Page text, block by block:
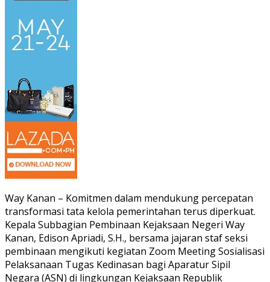
Way Kanan – Komitmen dalam mendukung percepatan
transformasi tata kelola pemerintahan terus diperkuat.
Kepala Subbagian Pembinaan Kejaksaan Negeri Way
Kanan, Edison Apriadi, S.H., bersama jajaran staf seksi
pembinaan mengikuti kegiatan Zoom Meeting Sosialisasi
Pelaksanaan Tugas Kedinasan bagi Aparatur Sipil
Negara (ASN) di lingkungan Kejaksaan Republik